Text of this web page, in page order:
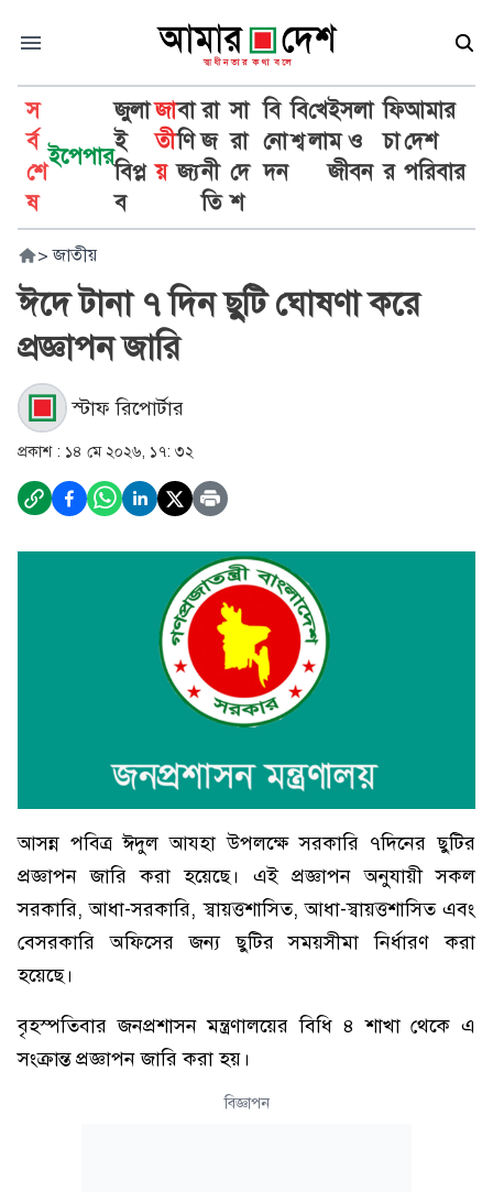
স
র্ব
শে
ষ
ইপেপার
জুলা
ই
বিপ্ল
ব
জা
তী
য়
বা
ণি
জ্য
রা
জ
নী
তি
সা
রা
দে
শ
বি
নো
দন
বি
শ্ব
খে
লা
ইসলা
ম ও
জীবন
ফি
চা
র
আমার
দেশ
পরিবার
> জাতীয়
ঈদে টানা ৭ দিন ছুটি ঘোষণা করে
প্রজ্ঞাপন জারি
স্টাফ রিপোর্টার
প্রকাশ : ১৪ মে ২০২৬, ১৭: ৩২
আসন্ন পবিত্র ঈদুল আযহা উপলক্ষে সরকারি ৭দিনের ছুটির
প্রজ্ঞাপন জারি করা হয়েছে। এই প্রজ্ঞাপন অনুযায়ী সকল
সরকারি, আধা-সরকারি, স্বায়ত্তশাসিত, আধা-স্বায়ত্তশাসিত এবং
বেসরকারি অফিসের জন্য ছুটির সময়সীমা নির্ধারণ করা
হয়েছে।
বৃহস্পতিবার জনপ্রশাসন মন্ত্রণালয়ের বিধি ৪ শাখা থেকে এ
সংক্রান্ত প্রজ্ঞাপন জারি করা হয়।
বিজ্ঞাপন